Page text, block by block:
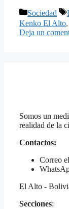
Categorías
Sociedad
Kenko El Alto,
Deja un
Somos un
realidad de la
Contactos:
Correo
El Alto -
Secciones: